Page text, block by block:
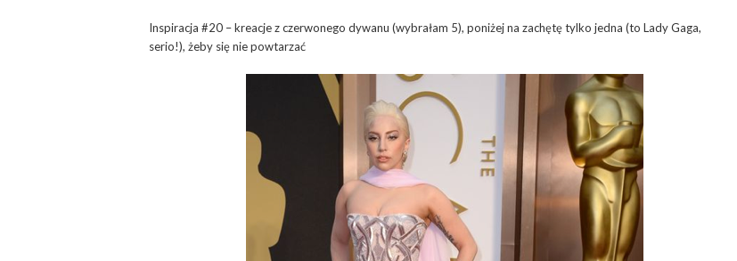
Inspiracja #20 – kreacje z czerwonego dywanu (wybrałam 5), poniżej na zachętę tylko jedna (to Lady Gaga,
serio!), żeby się nie powtarzać